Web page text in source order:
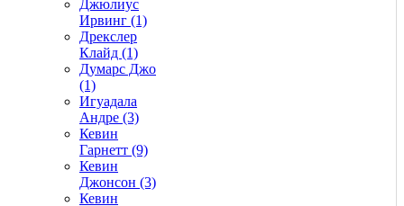
Джюлиус
Ирвинг (1)
Дрекслер
Клайд (1)
Думарс Джо
(1)
Игуадала
Андре (3)
Кевин
Гарнетт (9)
Кевин
Джонсон (3)
Кевин